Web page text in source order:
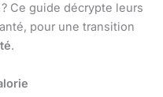
Ce guide décrypte leurs
pour une transition
.